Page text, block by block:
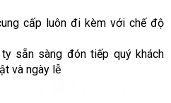
cấp luôn đi kèm với chế độ
sẵn sàng đón tiếp quý khách
và ngày lễ